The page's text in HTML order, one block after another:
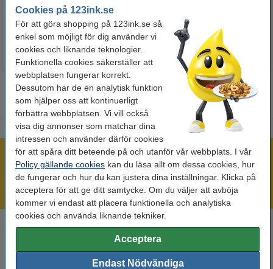
Cookies på 123ink.se
För att göra shopping på 123ink.se så
enkel som möjligt för dig använder vi
cookies och liknande teknologier.
Funktionella cookies säkerställer att
webbplatsen fungerar korrekt.
Dessutom har de en analytisk funktion
som hjälper oss att kontinuerligt
förbättra webbplatsen. Vi vill också
visa dig annonser som matchar dina
intressen och använder därför cookies
för att spåra ditt beteende på och utanför vår webbplats. I vår
Policy gällande cookies kan du läsa allt om dessa cookies, hur
de fungerar och hur du kan justera dina inställningar. Klicka på
acceptera för att ge ditt samtycke. Om du väljer att avböja
kommer vi endast att placera funktionella och analytiska
cookies och använda liknande tekniker.
Acceptera
Endast Nödvändiga
60 kr Inkl. 25% Moms
Mer än 300.000 kunder!
Beställ innan 16:00 så skickar vi idag!
Alltid låga priser!
Helgfria vardagar från kl. 9:00 till 16:00